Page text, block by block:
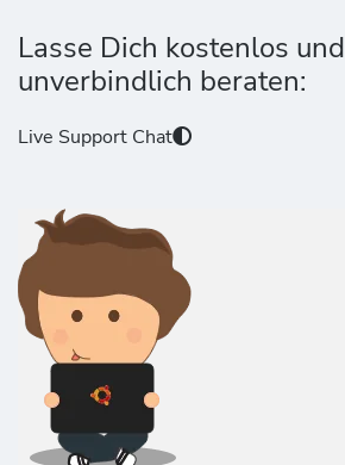
Lasse Dich kostenlos und
unverbindlich beraten:
Live Support Chat